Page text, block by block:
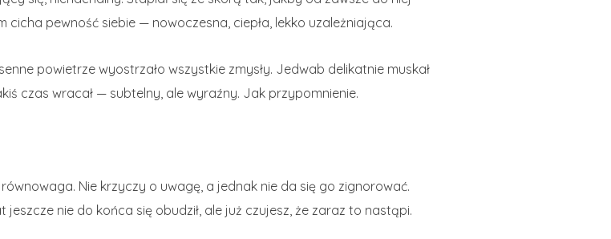
cicha pewność siebie — nowoczesna, ciepła, lekko uzależniająca.
powietrze wyostrzało wszystkie zmysły. Jedwab delikatnie muskał
czas wracał — subtelny, ale wyraźny. Jak przypomnienie.
Nie krzyczy o uwagę, a jednak nie da się go zignorować.
nie do końca się obudził, ale już czujesz, że zaraz to nastąpi.